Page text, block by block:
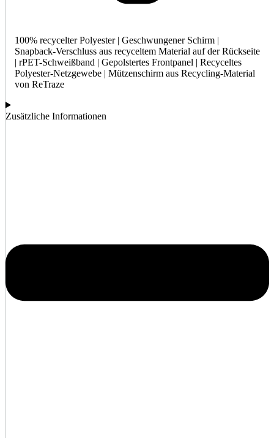
100% recycelter Polyester | Geschwungener Schirm |
Snapback-Verschluss aus recyceltem Material auf der Rückseite
| rPET-Schweißband | Gepolstertes Frontpanel | Recyceltes
Polyester-Netzgewebe | Mützenschirm aus Recycling-Material
von ReTraze
Zusätzliche Informationen